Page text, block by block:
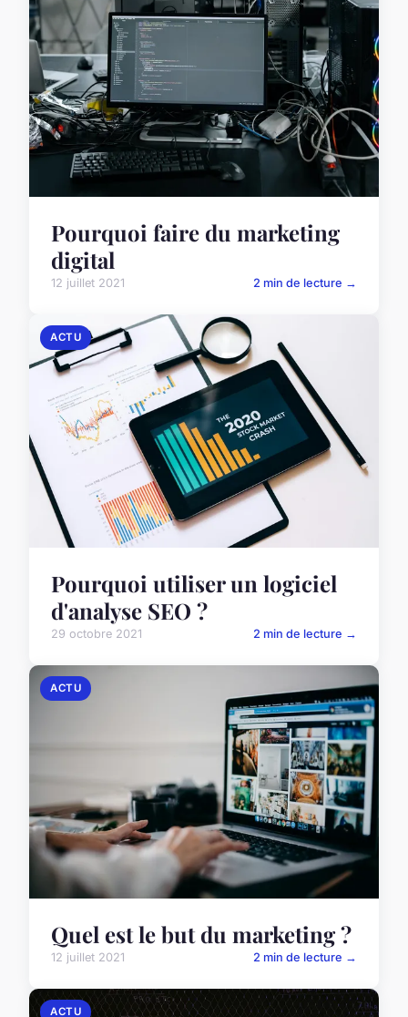
Pourquoi faire du marketing
digital
12 juillet 2021 2 min de lecture →
ACTU
Pourquoi utiliser un logiciel
d'analyse SEO ?
29 octobre 2021 2 min de lecture →
ACTU
Quel est le but du marketing ?
12 juillet 2021 2 min de lecture →
ACTU